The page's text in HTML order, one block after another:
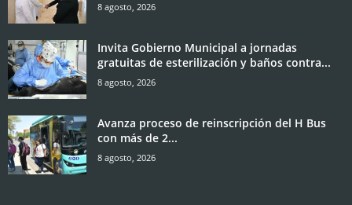
8 agosto, 2026
Invita Gobierno Municipal a jornadas
gratuitas de esterilización y baños contra...
8 agosto, 2026
Avanza proceso de reinscripción del H Bus
con más de 2...
8 agosto, 2026